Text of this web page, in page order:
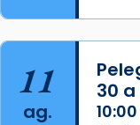
L’arquebisbe
Josep
concelebrat
Mons. David
11
ag.
30
10:00